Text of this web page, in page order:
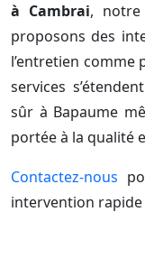
à Cambrai, notre
proposons des
l’entretien comme
services
sûr à Bapaume
portée à la qualité
Contactez-nous
intervention rapide